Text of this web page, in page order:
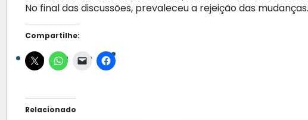
No final das discussões, prevaleceu a rejeição das mudanças.
Compartilhe:
Relacionado